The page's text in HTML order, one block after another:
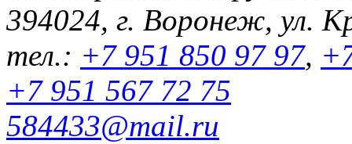
394024, г. Воронеж, ул.
тел.: +7 951 850 97 97,
+7 951 567 72 75
584433@mail.ru